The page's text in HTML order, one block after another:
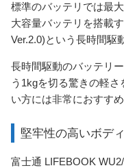
標準のバッテリでは最
大容量バッテリを搭載
Ver.2.0)という長時間駆
長時間駆動のバッテリ
う1kgを切る驚きの軽
い方には非常におすす
堅牢性の高いボディ
富士通 LIFEBOOK